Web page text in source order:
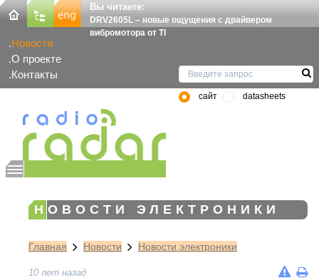
Вы читаете:
DRV2605L – новые ощущения с драйвером
вибромотора от TI
Новости
О проекте
Контакты
сайт datasheets
НОВОСТИ ЭЛЕКТРОНИКИ
Главная Новости Новости электроники
10 лет назад